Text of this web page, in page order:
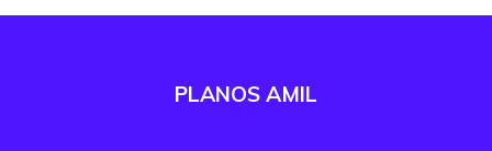
PLANOS AMIL